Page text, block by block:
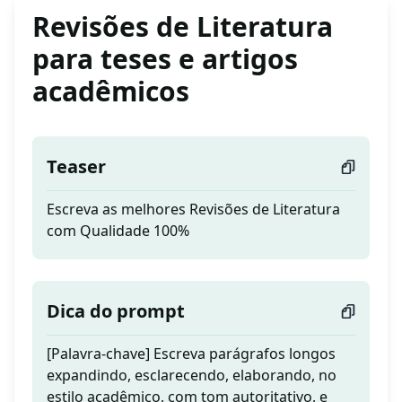
Revisões de Literatura
para teses e artigos
acadêmicos
Teaser
Escreva as melhores Revisões de Literatura
com Qualidade 100%
Dica do prompt
[Palavra-chave] Escreva parágrafos longos
expandindo, esclarecendo, elaborando, no
estilo acadêmico, com tom autoritativo, e